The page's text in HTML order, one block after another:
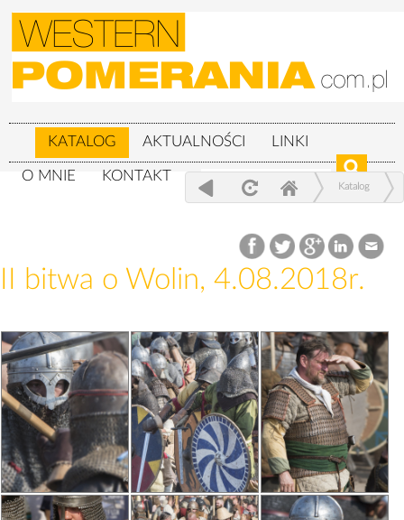
KATALOG AKTUALNOŚCI LINKI
O MNIE KONTAKT
Katalog
5.08.2018r.
II bitwa o Wolin, 4.08.2018r.
II bitwa o Wolin, 4.08.2018r.